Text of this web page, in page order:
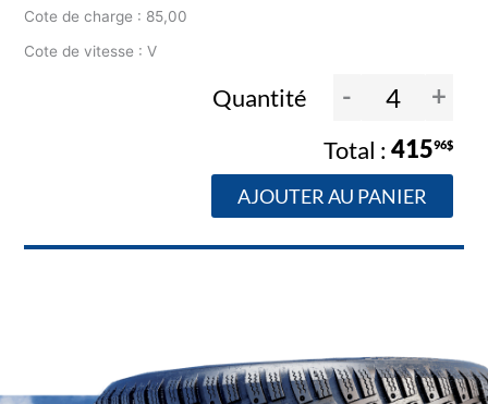
Cote de charge : 85,00
Cote de vitesse : V
Quantité - +
41596$
AJOUTER AU PANIER